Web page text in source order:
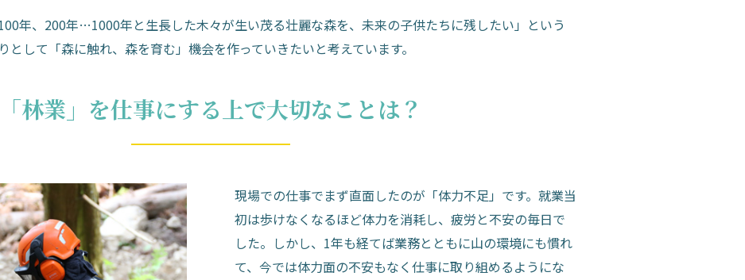
年、200年…1000年と生長した木々が生い茂る壮麗な森を、未来の子供たちに残したい」という
として「森に触れ、森を育む」機会を作っていきたいと考えています。
「林業」を仕事にする上で大切なことは？
現場での仕事でまず直面したのが「体力不足」です。就業当
初は歩けなくなるほど体力を消耗し、疲労と不安の毎日で
した。しかし、1年も経てば業務とともに山の環境にも慣れ
て、今では体力面の不安もなく仕事に取り組めるようにな